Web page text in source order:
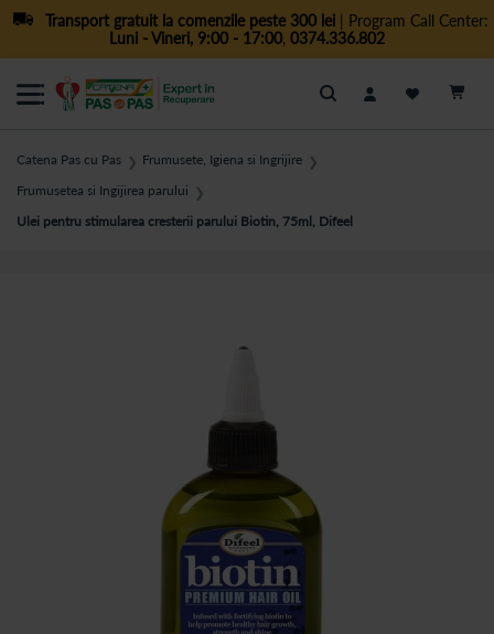
Transport gratuit la comenzile peste 300 lei| Program Call Center:
Luni - Vineri, 9:00 - 17:00, 0374.336.802
Cautare
Catena Pas cu Pas ❯ Frumusete, Igiena si Ingrijire ❯
Frumusetea si Ingijirea parului ❯
Ulei pentru stimularea cresterii parului Biotin, 75ml, Difeel